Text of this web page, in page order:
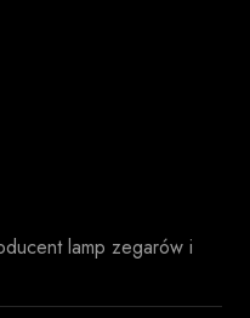
lamp zegarów i